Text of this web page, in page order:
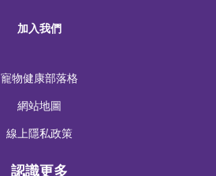
加入我們
寵物健康部落格
網站地圖
線上隱私政策
認識更多